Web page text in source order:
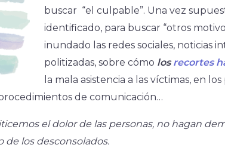
buscar “el culpable”. Una vez
identificado, para buscar “otros
inundado las redes sociales, noticias
politizadas, sobre cómo losrecortes
la mala asistencia a las víctimas, en
de comunicación…
el dolor de las personas, no hagan
de los desconsolados.